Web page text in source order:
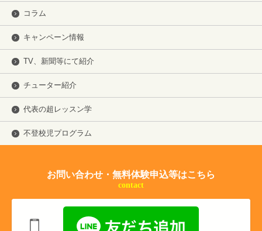
コラム
キャンペーン情報
TV、新聞等にて紹介
チューター紹介
代表の超レッスン学
不登校児プログラム
お問い合わせ・無料体験申込等はこちら
contact